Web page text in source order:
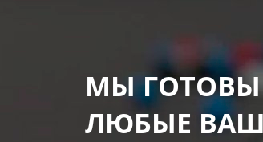
МЫ ГОТОВЫ
ЛЮБЫЕ